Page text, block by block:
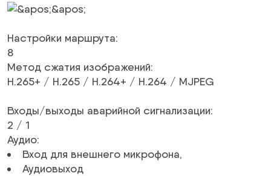
Настройки маршрута:
8
Метод сжатия изображений:
H.265+ / H.265 / H.264+ / H.264 / MJPEG
Входы/выходы аварийной сигнализации:
2 / 1
Аудио:
Вход для внешнего микрофона,
Аудиовыход